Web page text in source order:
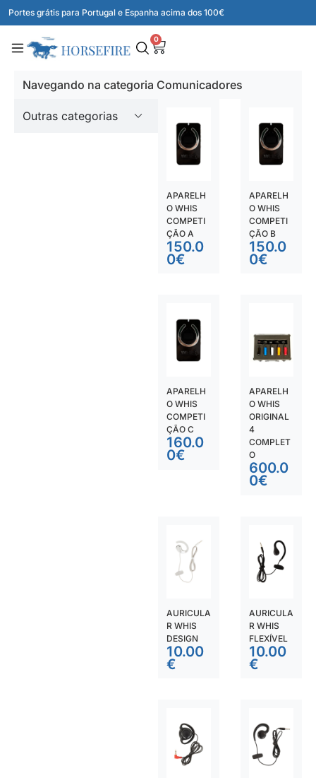
Portes grátis para Portugal e Espanha acima dos 100€
0
Navegando na categoria Comunicadores
Outras categorias
APARELH
O WHIS
COMPETI
ÇÃO A
150.0
0€
APARELH
O WHIS
COMPETI
ÇÃO B
150.0
0€
APARELH
O WHIS
COMPETI
ÇÃO C
160.0
0€
APARELH
O WHIS
ORIGINAL
4
COMPLET
O
600.0
0€
AURICULA
R WHIS
DESIGN
10.00
€
AURICULA
R WHIS
FLEXÍVEL
10.00
€